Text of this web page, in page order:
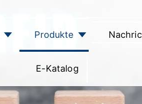
Produkte
E-Katalog